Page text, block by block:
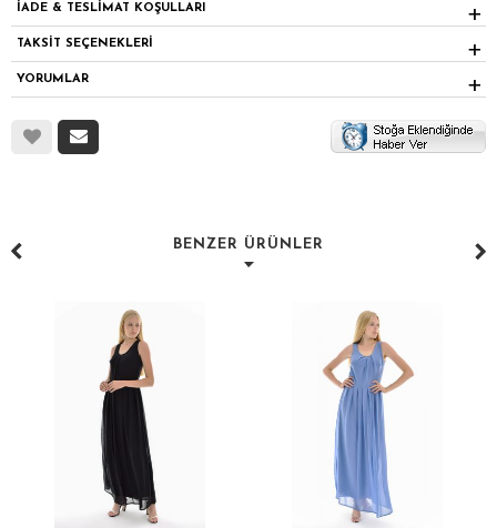
İADE & TESLİMAT KOŞULLARI
TAKSİT SEÇENEKLERİ
YORUMLAR
BENZER ÜRÜNLER